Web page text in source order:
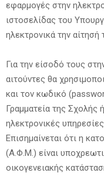
εφαρμογές στην
ιστοσελίδας του
ηλεκτρονικά την αίτησή
Για την είσοδό τους
αιτούντες θα
και τον κωδικό
Γραμματεία της Σχολής
ηλεκτρονικές
Επισημαίνεται ότι η
(Α.Φ.Μ.) είναι
οικογενειακής